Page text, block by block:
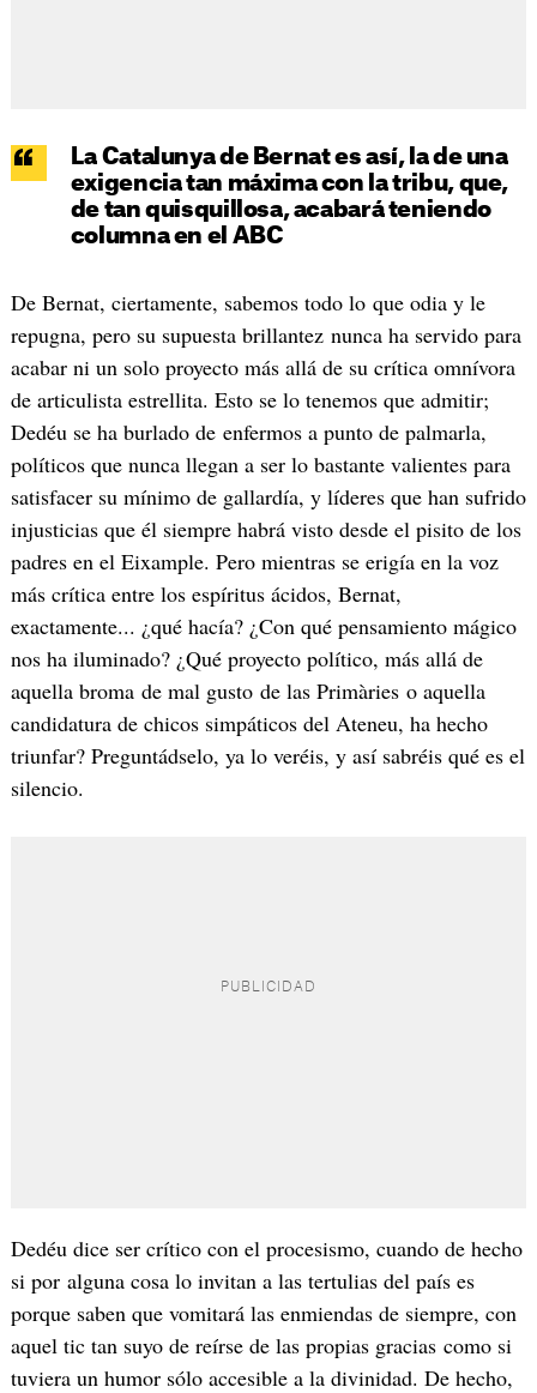
La Catalunya de Bernat es así, la de una
exigencia tan máxima con la tribu, que,
de tan quisquillosa, acabará teniendo
columna en el ABC
De Bernat, ciertamente, sabemos todo lo que odia y le
repugna, pero su supuesta brillantez nunca ha servido para
acabar ni un solo proyecto más allá de su crítica omnívora
de articulista estrellita. Esto se lo tenemos que admitir;
Dedéu se ha burlado de enfermos a punto de palmarla,
políticos que nunca llegan a ser lo bastante valientes para
satisfacer su mínimo de gallardía, y líderes que han sufrido
injusticias que él siempre habrá visto desde el pisito de los
padres en el Eixample. Pero mientras se erigía en la voz
más crítica entre los espíritus ácidos, Bernat,
exactamente... ¿qué hacía? ¿Con qué pensamiento mágico
nos ha iluminado? ¿Qué proyecto político, más allá de
aquella broma de mal gusto de las Primàries o aquella
candidatura de chicos simpáticos del Ateneu, ha hecho
triunfar? Preguntádselo, ya lo veréis, y así sabréis qué es el
silencio.
Dedéu dice ser crítico con el procesismo, cuando de hecho
si por alguna cosa lo invitan a las tertulias del país es
porque saben que vomitará las enmiendas de siempre, con
aquel tic tan suyo de reírse de las propias gracias como si
tuviera un humor sólo accesible a la divinidad. De hecho,